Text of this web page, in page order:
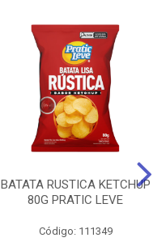
BATATA RUSTICA KETCHUP
80G PRATIC LEVE
Código: 111349